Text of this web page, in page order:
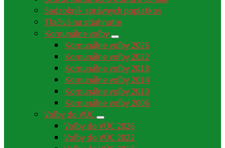
Sadzobník správnych poplatkov
Tlačivá na stiahnutie
Komunálne voľby
Komunálne voľby 2026
Komunálne voľby 2022
Komunálne voľby 2018
Komunálne voľby 2014
Komunálne voľby 2010
Komunálne voľby 2006
Voľby do VÚC
Voľby do VÚC 2026
Voľby do VÚC 2022